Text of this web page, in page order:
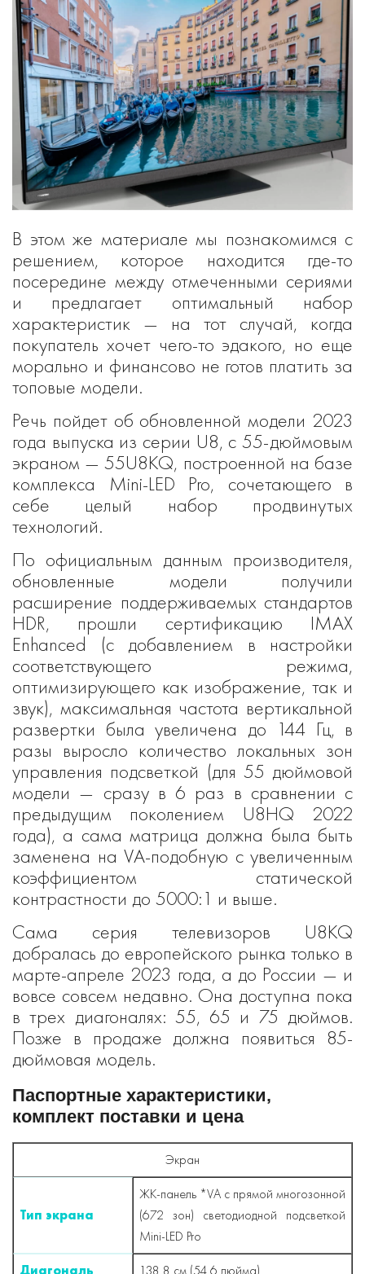
В этом же материале мы познакомимся с
решением, которое находится где-то
посередине между отмеченными сериями
и предлагает оптимальный набор
характеристик — на тот случай, когда
покупатель хочет чего-то эдакого, но еще
морально и финансово не готов платить за
топовые модели.
Речь пойдет об обновленной модели 2023
года выпуска из серии U8, с 55-дюймовым
экраном — 55U8KQ, построенной на базе
комплекса Mini-LED Pro, сочетающего в
себе целый набор продвинутых
технологий.
По официальным данным производителя,
обновленные модели получили
расширение поддерживаемых стандартов
HDR, прошли сертификацию IMAX
Enhanced (c добавлением в настройки
соответствующего режима,
оптимизирующего как изображение, так и
звук), максимальная частота вертикальной
развертки была увеличена до 144 Гц, в
разы выросло количество локальных зон
управления подсветкой (для 55 дюймовой
модели — сразу в 6 раз в сравнении с
предыдущим поколением U8HQ 2022
года), а сама матрица должна была быть
заменена на VA-подобную с увеличенным
коэффициентом статической
контрастности до 5000:1 и выше.
Сама серия телевизоров U8KQ
добралась до европейского рынка только в
марте-апреле 2023 года, а до России — и
вовсе совсем недавно. Она доступна пока
в трех диагоналях: 55, 65 и 75 дюймов.
Позже в продаже должна появиться 85-
дюймовая модель.
Паспортные характеристики,
комплект поставки и цена
Экран
Тип экрана
ЖК-панель *VA с прямой многозонной
(672 зон) светодиодной подсветкой
Mini-LED Pro
Диагональ
138,8 см (54,6 дюйма)